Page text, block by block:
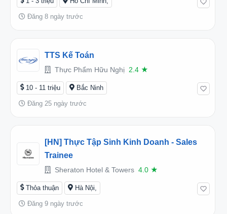
Đăng 8 ngày trước
TTS Kế Toán
Thực Phẩm Hữu Nghị 2.4 ★
10 - 11 triệu Bắc Ninh
Đăng 25 ngày trước
[HN] Thực Tập Sinh Kinh Doanh - Sales
Trainee
Sheraton Hotel & Towers 4.0 ★
Thỏa thuận Hà Nội,
Đăng 9 ngày trước